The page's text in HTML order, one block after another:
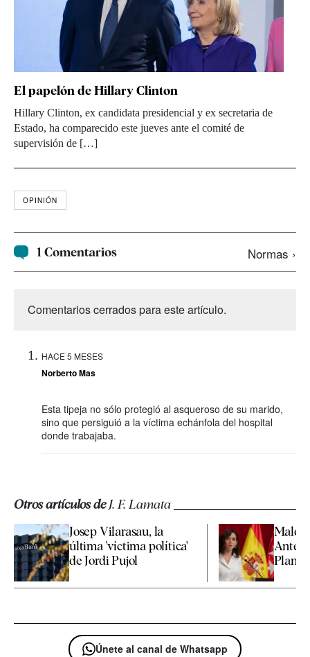
El papelón de Hillary Clinton
Hillary Clinton, ex candidata presidencial y ex secretaria de
Estado, ha comparecido este jueves ante el comité de
supervisión de […]
OPINIÓN
1 Comentarios Normas ›
Comentarios cerrados para este artículo.
HACE 5 MESES
Norberto Mas
Esta tipeja no sólo protegió al asqueroso de su marido,
sino que persiguió a la víctima echánfola del hospital
donde trabajaba.
Otros artículos deJ. F. Lamata
Josep Vilarasau, la
última 'víctima política'
de Jordi Pujol
Malos
Únete al canal de Whatsapp